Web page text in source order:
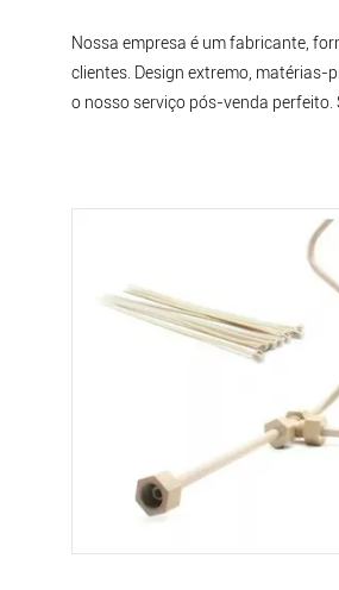
Nossa empresa é um fabricante,
clientes. Design extremo, matérias-
o nosso serviço pós-venda perfeito.